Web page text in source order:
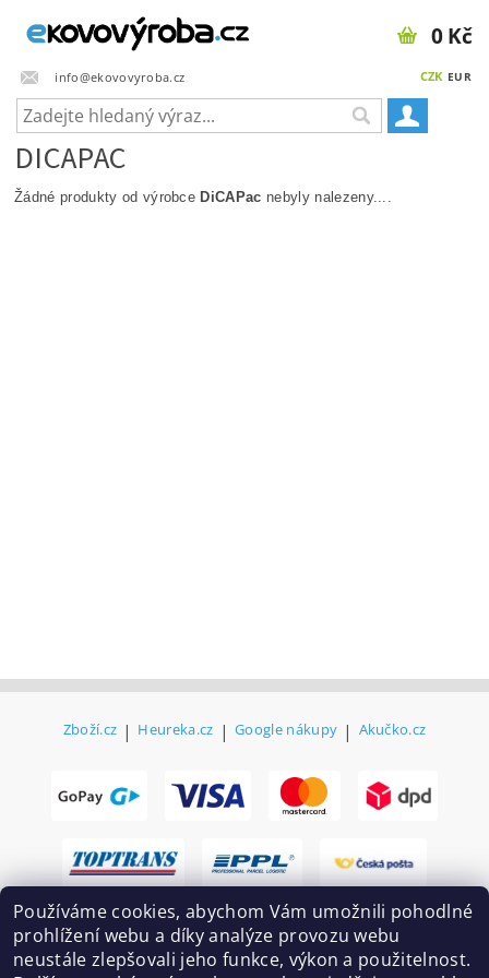
info@ekovovyroba.cz CZK EUR
0 Kč
DICAPAC
Žádné produkty od výrobce DiCAPac nebyly nalezeny....
Zboží.cz | Heureka.cz | Google nákupy | Akučko.cz
Používáme cookies, abychom Vám umožnili pohodlné
prohlížení webu a díky analýze provozu webu
neustále zlepšovali jeho funkce, výkon a použitelnost.